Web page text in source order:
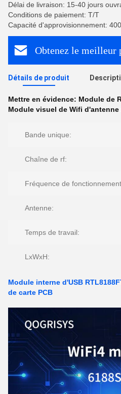
Délai de livraison: 15-40 jours
Conditions de paiement: T/T
Capacité d'approvisionnement:
Obtenez le meilleur
Détails de produit
Mettre en évidence: Module de
Module visuel de Wifi d'antenne
Bande unique:
Chaîne de rf:
Fréquence de
Antenne:
Temps de travail:
LxWxH:
Module interne d'USB
de carte PCB